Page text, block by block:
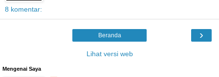
8 komentar:
›
Beranda
Lihat versi web
Mengenai Saya